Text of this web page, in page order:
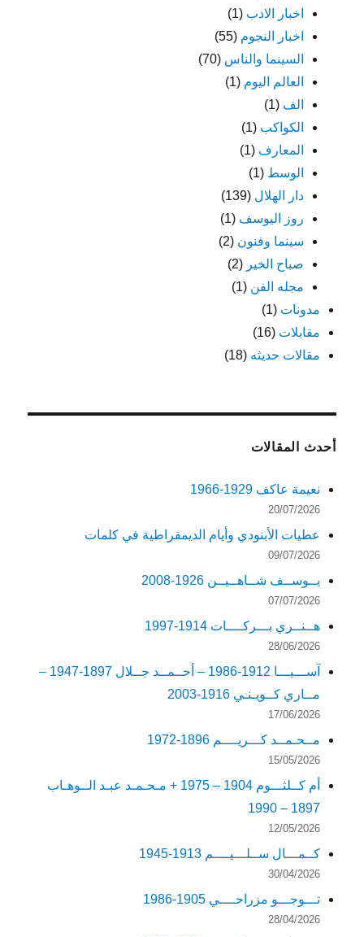
اخبار الادب (1)
اخبار النجوم (55)
السينما والناس (70)
العالم اليوم (1)
الف (1)
الكواكب (1)
المعارف (1)
الوسط (1)
دار الهلال (139)
روز اليوسف (1)
سينما وفنون (2)
صباح الخير (2)
مجله الفن (1)
مدونات (1)
مقابلات (16)
مقالات حديثه (18)
أحدث المقالات
نعيمة عاكف 1929-1966
20/07/2026
عطيات الأبنودي وأيام الديمقراطية في كلمات
09/07/2026
يــوســف شــاهــيــن 1926-2008
07/07/2026
هــنــري بـــركــــات 1914-1997
28/06/2026
آســـيـــا 1912-1986 – أحــمــد جــلال 1897-1947 –
مــاري كــويـنـي 1916-2003
17/06/2026
مــحـمــد كـــريــــم 1896-1972
15/05/2026
أم كــلثـــوم 1904 – 1975 + مـحـمـد عبـد الــوهـاب
1897 – 1990
12/05/2026
كــمـــال ســلـــيــــم 1913-1945
30/04/2026
تـــوجـــو مزراحــــي 1905-1986
28/04/2026